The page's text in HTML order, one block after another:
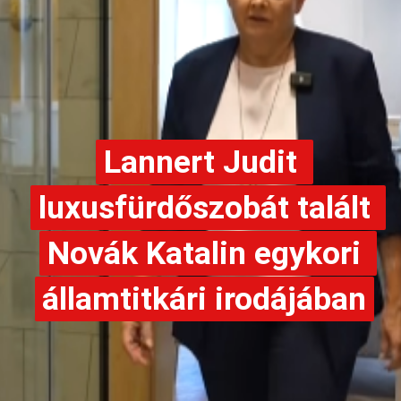
Lannert Judit
luxusfürdőszobát talált
Novák Katalin egykori
államtitkári irodájában
Lannert Judit
luxusfürdőszobát talált
Novák Katalin egykori
államtitkári irodájában